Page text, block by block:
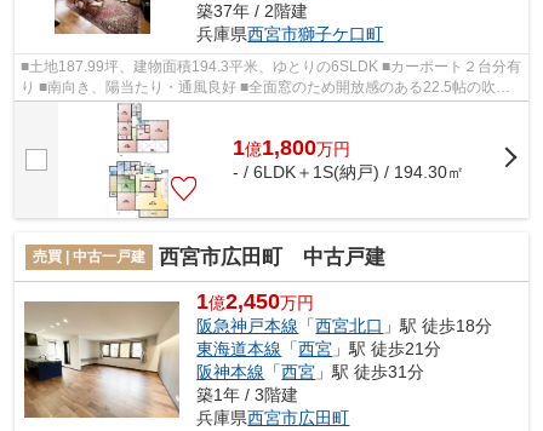
築37年 / 2階建
兵庫県西宮市獅子ケ口町
■土地187.99坪、建物面積194.3平米、ゆとりの6SLDK ■カーポート２台分有
り ■南向き、陽当たり・通風良好 ■全面窓のため開放感のある22.5帖の吹抜
けのリビング ■納戸など収納充実 ■テ...
1億1,800万円
- / 6LDK＋1S(納戸) / 194.30㎡
売買 | 中古一戸建 西宮市広田町 中古戸建
1億2,450万円
阪急神戸本線 「西宮北口 」駅 徒歩18分
東海道本線 「西宮 」駅 徒歩21分
阪神本線 「西宮 」駅 徒歩31分
築1年 / 3階建
兵庫県西宮市広田町